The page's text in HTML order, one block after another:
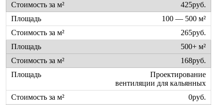
425руб.
100 — 500 м²
265руб.
500+ м²
168руб.
Проектирование
вентиляции для кальянных
0руб.